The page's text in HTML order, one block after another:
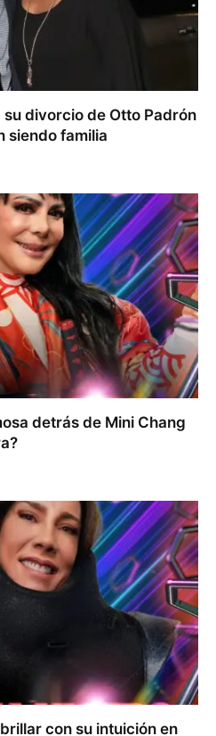
divorcio de Otto Padrón
siendo familia
detrás de Mini Chang
con su intuición en